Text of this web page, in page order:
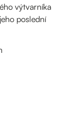
výtvarníka
poslední